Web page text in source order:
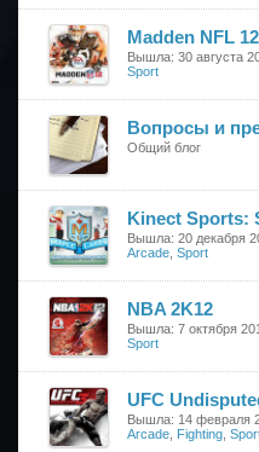
Madden NFL 12
Вышла: 30 августа
Sport
Вопросы и
Общий блог
Kinect Sports:
Вышла: 20 декабря
Arcade Sport
NBA 2K12
Вышла: 7 октября
Sport
UFC
Вышла: 14 февраля
Arcade Fighting